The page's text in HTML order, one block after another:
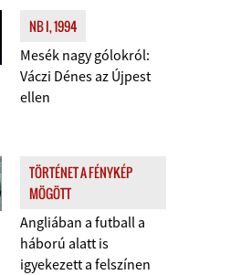
NB I, 1994
Mesék nagy gólokról:
Váczi Dénes az Újpest
ellen
TÖRTÉNET A FÉNYKÉP
MÖGÖTT
Angliában a futball a
háború alatt is
igyekezett a felszínen